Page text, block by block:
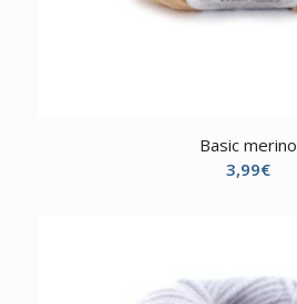
Basic merino
3,99€